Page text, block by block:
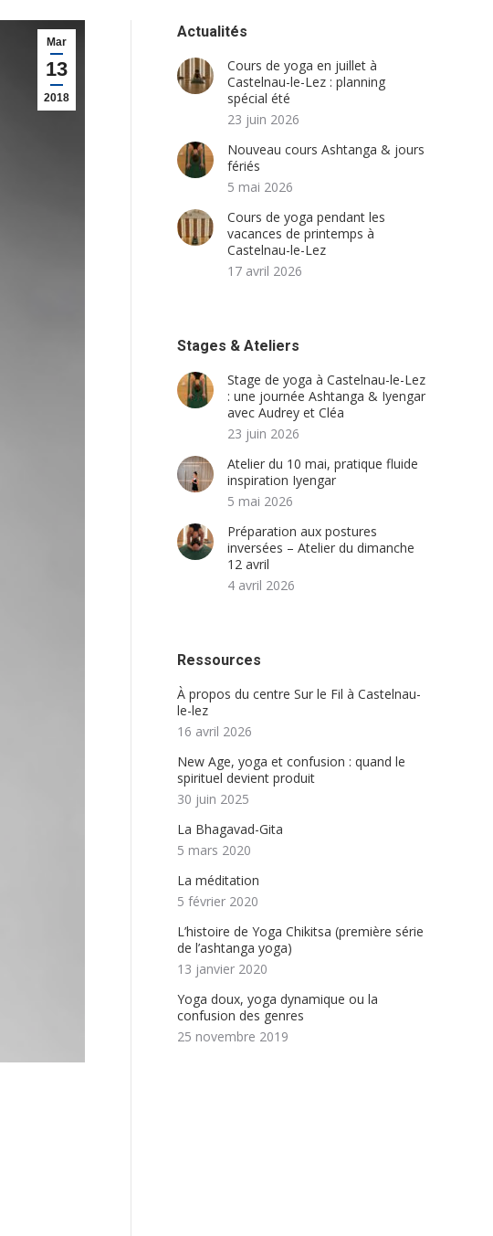
Mar
13
2018
Actualités
Cours de yoga en juillet à
Castelnau-le-Lez : planning
spécial été
23 juin 2026
Nouveau cours Ashtanga & jours
fériés
5 mai 2026
Cours de yoga pendant les
vacances de printemps à
Castelnau-le-Lez
17 avril 2026
Stages & Ateliers
Stage de yoga à Castelnau-le-Lez
: une journée Ashtanga & Iyengar
avec Audrey et Cléa
23 juin 2026
Atelier du 10 mai, pratique fluide
inspiration Iyengar
5 mai 2026
Préparation aux postures
inversées – Atelier du dimanche
12 avril
4 avril 2026
Ressources
À propos du centre Sur le Fil à Castelnau-
le-lez
16 avril 2026
New Age, yoga et confusion : quand le
spirituel devient produit
30 juin 2025
La Bhagavad-Gita
5 mars 2020
La méditation
5 février 2020
L’histoire de Yoga Chikitsa (première série
de l’ashtanga yoga)
13 janvier 2020
Yoga doux, yoga dynamique ou la
confusion des genres
25 novembre 2019